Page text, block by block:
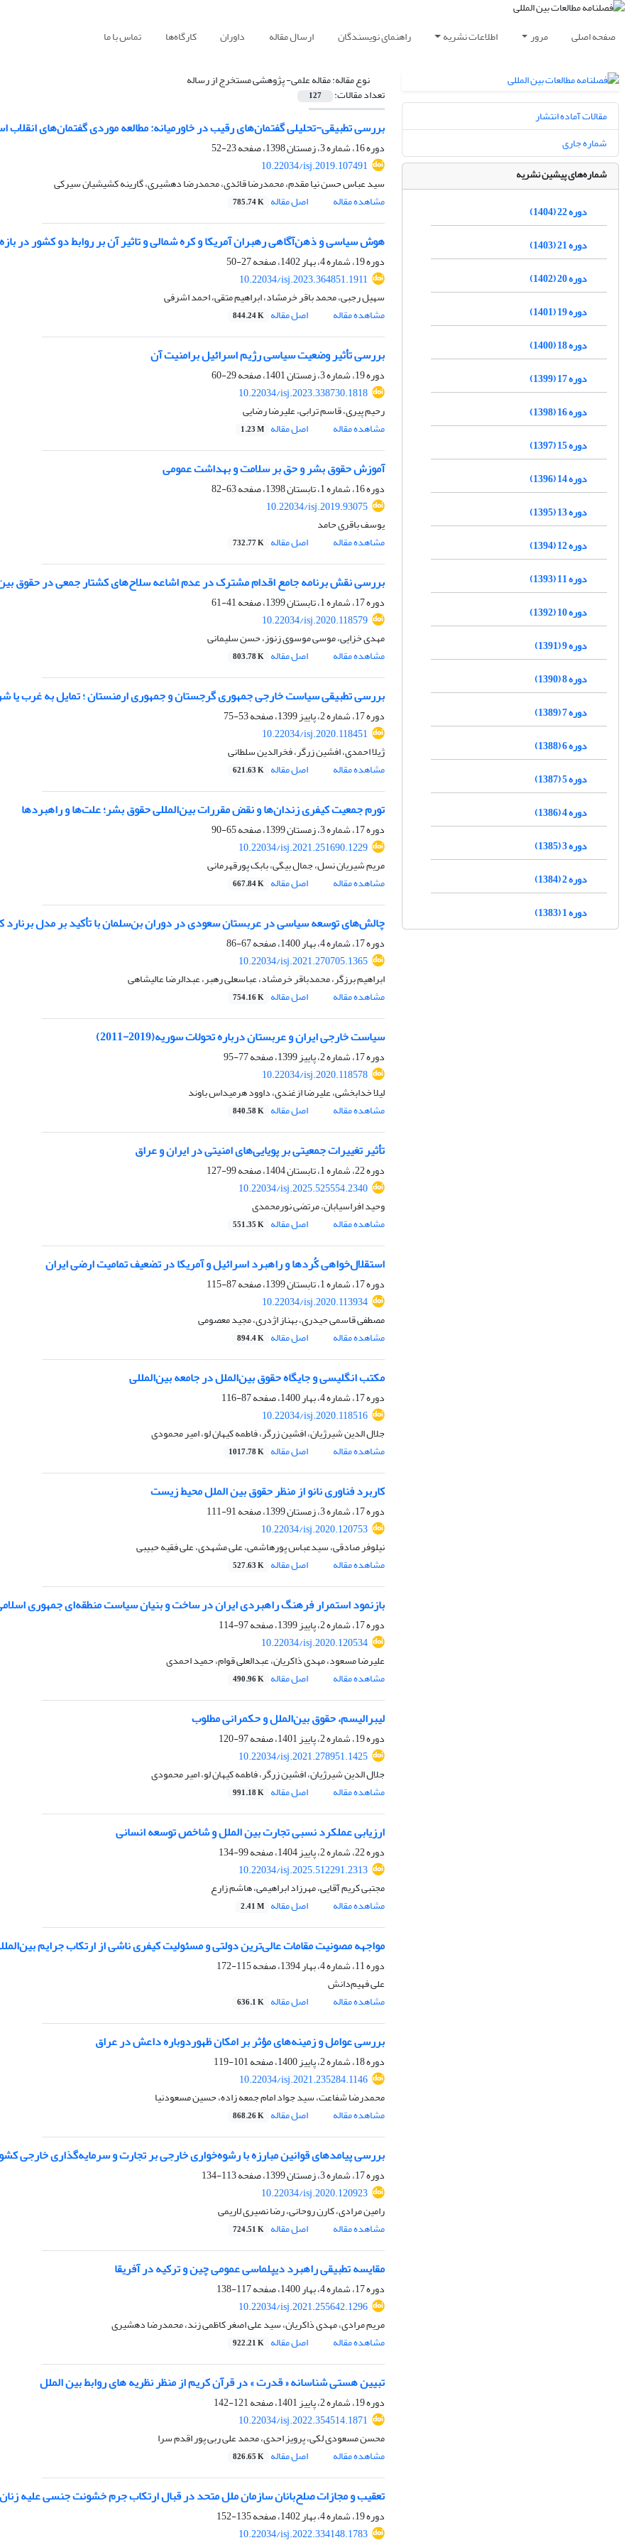
صفحه اصلی مرور اطلاعات نشریه راهنمای نویسندگان ارسال مقاله داوران کارگاه‌ها تماس با ما
نوع مقاله:مقاله علمی- پژوهشی مستخرج از رساله
تعداد مقالات: 127
بررسی تطبیقی-تحلیلی گفتمان‌های رقیب در خاورمیانه: مطالعه موردی گفتمان‌های
دوره 16، شماره 3، زمستان 1398، صفحه
23-52
10.22034/isj.2019.107491
سید عباس حسن نیا مقدم، محمدرضا قائدی، محمدرضا دهشیری، گارینه کشیشیان سیرکی
مشاهده مقاله
اصل مقاله 785.74 K
هوش سیاسی و ذهن‌آگاهی رهبران آمریکا و کره شمالی و تاثیر آن‌ بر روابط دو کشور در بازه زمانی 2017
دوره 19، شماره 4، بهار 1402، صفحه
27-50
10.22034/isj.2023.364851.1911
سهیل رجبی، محمد باقر خرمشاد، ابراهیم متقی، احمد اشرفی
مشاهده مقاله
اصل مقاله 844.24 K
بررسی تأثیر وضعیت سیاسی رژیم اسرائیل برامنیت آن
دوره 19، شماره 3، زمستان 1401، صفحه
29-60
10.22034/isj.2023.338730.1818
رحیم پیری، قاسم ترابی، علیرضا رضایی
مشاهده مقاله
اصل مقاله 1.23 M
آموزش حقوق بشر و حق بر سلامت و بهداشت عمومی
دوره 16، شماره 1، تابستان 1398، صفحه
63-82
10.22034/isj.2019.93075
یوسف باقری حامد
مشاهده مقاله
اصل مقاله 732.77 K
بررسی نقش برنامه جامع اقدام مشترک در عدم اشاعه سلاح‌های کشتار جمعی در حقوق
دوره 17، شماره 1، تابستان 1399، صفحه
41-61
10.22034/isj.2020.118579
مهدی خزایی، موسی موسوی زنوز، حسن سلیمانی
مشاهده مقاله
اصل مقاله 803.78 K
بررسی تطبیقی سیاست خارجی جمهوری گرجستان و جمهوری ارمنستان ؛ تمایل به غرب یا شرق (2008-
دوره 17، شماره 2، پاییز 1399، صفحه
53-75
10.22034/isj.2020.118451
ژیلا احمدی، افشین زرگر، فخرالدین سلطانی
مشاهده مقاله
اصل مقاله 621.63 K
تورم جمعیت کیفری زندان‌ها و نقض مقررات بین‌المللی حقوق بشر؛ علت‌ها و راهبردها
دوره 17، شماره 3، زمستان 1399، صفحه
65-90
10.22034/isj.2021.251690.1229
مریم شیریان نسل، جمال بیگی، بابک پورقهرمانی
مشاهده مقاله
اصل مقاله 667.84 K
چالش‌های توسعه سیاسی در عربستان سعودی در دوران بن‌سلمان با تأکید بر مدل
دوره 17، شماره 4، بهار 1400، صفحه
67-86
10.22034/isj.2021.270705.1365
ابراهیم برزگر، محمدباقر خرمشاد، عباسعلی رهبر، عبدالرضا عالیشاهی
مشاهده مقاله
اصل مقاله 754.16 K
سیاست خارجی ایران و عربستان درباره تحولات سوریه(2019-2011)
دوره 17، شماره 2، پاییز 1399، صفحه
77-95
10.22034/isj.2020.118578
لیلا خدابخشی، علیرضا ازغندی، داوود هرمیداس باوند
مشاهده مقاله
اصل مقاله 840.58 K
تأثیر تغییرات جمعیتی بر پویایی‌های امنیتی در ایران و عراق
دوره 22، شماره 1، تابستان 1404، صفحه
99-127
10.22034/isj.2025.525554.2340
وحید افراسیابان، مرتضی نورمحمدی
مشاهده مقاله
اصل مقاله 551.35 K
استقلال‌خواهی کُردها و راهبرد اسرائیل و آمریکا در تضعیف تمامیت ارضی ایران
دوره 17، شماره 1، تابستان 1399، صفحه
87-115
10.22034/isj.2020.113934
مصطفی قاسمی حیدری، بهناز اژدری، مجید معصومی
مشاهده مقاله
اصل مقاله 894.4 K
مکتب انگلیسی و جایگاه حقوق بین‌الملل در جامعه بین‌المللی
دوره 17، شماره 4، بهار 1400، صفحه
87-116
10.22034/isj.2020.118516
جلال الدین شیرژیان، افشین زرگر، فاطمه کیهان لو، امیر محمودی
مشاهده مقاله
اصل مقاله 1017.78 K
کاربرد فناوری نانو از منظر حقوق بین الملل محیط زیست
دوره 17، شماره 3، زمستان 1399، صفحه
91-111
10.22034/isj.2020.120753
نیلوفر صادقی، سیدعباس پورهاشمی، علی مشهدی، علی فقیه حبیبی
مشاهده مقاله
اصل مقاله 527.63 K
بازنمود استمرار فرهنگ راهبردی ایران در ساخت و بنیان سیاست منطقه‌ای جمهوری
دوره 17، شماره 2، پاییز 1399، صفحه
97-114
10.22034/isj.2020.120534
علیرضا مسعود، مهدی ذاکریان، عبدالعلی قوام، حمید احمدی
مشاهده مقاله
اصل مقاله 490.96 K
لیبرالیسم، حقوق بین‌الملل و حکمرانی مطلوب
دوره 19، شماره 2، پاییز 1401، صفحه
97-120
10.22034/isj.2021.278951.1425
جلال الدین شیرژیان، افشین زرگر، فاطمه کیهان لو، امیر محمودی
مشاهده مقاله
اصل مقاله 991.18 K
ارزیابی عملکرد نسبی تجارت بین الملل و شاخص توسعه انسانی
دوره 22، شماره 2، پاییز 1404، صفحه
99-134
10.22034/isj.2025.512291.2313
مجتبی کریم آقایی، مهرزاد ابراهیمی، هاشم زارع
مشاهده مقاله
اصل مقاله 2.41 M
مواجهه مصونیت مقامات عالی‌ترین دولتی و مسئولیت کیفری ناشی از ارتکاب جرایم
دوره 11، شماره 4، بهار 1394، صفحه
115-172
علی فهیم‌دانش
مشاهده مقاله
اصل مقاله 636.1 K
بررسی عوامل و زمینه‌های مؤثر بر امکان ظهوردوباره داعش در عراق
دوره 18، شماره 2، پاییز 1400، صفحه
101-119
10.22034/isj.2021.235284.1146
محمدرضا شفاعت، سید جواد امام جمعه زاده، حسین مسعودنیا
مشاهده مقاله
اصل مقاله 868.26 K
بررسی پیامدهای قوانین مبارزه با رشوه‌خواری خارجی بر تجارت و سرمایه‌گذاری خارجی
دوره 17، شماره 3، زمستان 1399، صفحه
113-134
10.22034/isj.2020.120923
رامین مرادی، کارن روحانی، رضا نصیری لاریمی
مشاهده مقاله
اصل مقاله 724.51 K
مقایسه تطبیقی راهبرد دیپلماسی عمومی چین و ترکیه در آفریقا
دوره 17، شماره 4، بهار 1400، صفحه
117-138
10.22034/isj.2021.255642.1296
مریم مرادی، مهدی ذاکریان، سید علی اصغر کاظمی زند، محمدرضا دهشیری
مشاهده مقاله
اصل مقاله 922.21 K
تبیین هستی شناسانه « قدرت » در قرآن کریم از منظر نظریه های روابط بین الملل
دوره 19، شماره 2، پاییز 1401، صفحه
121-142
10.22034/isj.2022.354514.1871
محسن مسعودی لکی، پرویز احدی، محمد علی ربی پور اقدم سرا
مشاهده مقاله
اصل مقاله 826.65 K
تعقیب و مجازات صلح‌بانان سازمان ملل متحد در قبال ارتکاب جرم خشونت جنسی علیه زنان
دوره 19، شماره 4، بهار 1402، صفحه
135-152
10.22034/isj.2022.334148.1783
مقالات آماده انتشار
شماره جاری
شماره‌های پیشین نشریه
دوره 22 (1404)
دوره 21 (1403)
دوره 20 (1402)
دوره 19 (1401)
دوره 18 (1400)
دوره 17 (1399)
دوره 16 (1398)
دوره 15 (1397)
دوره 14 (1396)
دوره 13 (1395)
دوره 12 (1394)
دوره 11 (1393)
دوره 10 (1392)
دوره 9 (1391)
دوره 8 (1390)
دوره 7 (1389)
دوره 6 (1388)
دوره 5 (1387)
دوره 4 (1386)
دوره 3 (1385)
دوره 2 (1384)
دوره 1 (1383)